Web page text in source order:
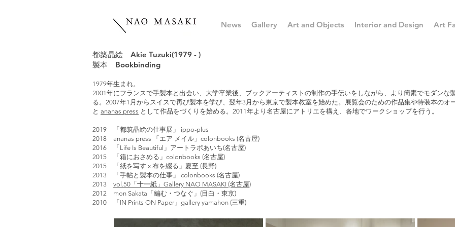
News Gallery Art and Objects Interior and Design Art
都築晶絵 Akie Tuzuki(1979 - )
​製本 Bookbinding
1979年生まれ。
2001年にフランスで手製本と出会い、大学卒業後、ブックアーティストの制作の手伝いをしながら、より簡素でモダンな
る。 2007年1月からスイスで再び製本を学び、翌年3月から東京で製本教室を始めた。展覧会のための作品集や特装本のオ
と ananas press として作品をづくりを始める。2011年より名古屋にアトリエを構え、各地でワークショップを行う。
2019 「都筑晶絵の仕事展」 ippo-plus
2018 ananas press 「エア メイル」colonbooks (名古屋)
2016 「Life Is Beautiful」アートラボあいち(名古屋)
2015 「箱におさめる」colonbooks (名古屋)
2015 「紙を写す x 布を綴る」夏至 (長野)
2013 「手帖と製本の仕事」 colonbooks (名古屋)
2013 vol.50「十一紙」Gallery NAO MASAKI (名古屋)
2012 mon Sakata「編む・つなぐ」(目白・東京)
2010 「IN Prints ON Paper」gallery yamahon (三重)